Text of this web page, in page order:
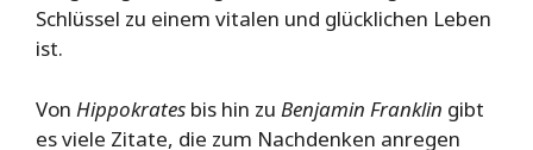
Schlüssel zu einem vitalen und glücklichen Leben
ist.
Von Hippokrates bis hin zu Benjamin Franklin gibt
es viele Zitate, die zum Nachdenken anregen